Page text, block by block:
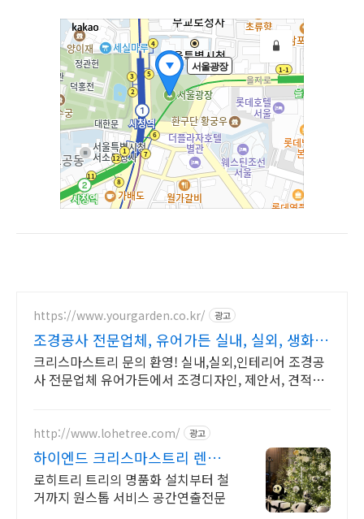
https://www.yourgarden.co.kr/ 광고
조경공사 전문업체, 유어가든 실내, 실외, 생화,
조화
크리스마스트리 문의 환영! 실내,실외,인테리어 조경공
사 전문업체 유어가든에서 조경디자인, 제안서, 견적서
http://www.lohetree.com/ 광고
하이엔드 크리스마스트리 렌탈
차별화된 퀄리티 트리
로히트리 트리의 명품화 설치부터 철
거까지 원스톱 서비스 공간연출전문